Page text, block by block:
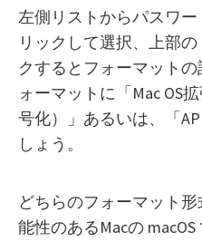
左側リストからパスワー
リックして選択、上部
クするとフォーマット
ォーマットに「Mac OS
号化）」あるいは、「
しょう。
どちらのフォーマット
能性のあるMacの